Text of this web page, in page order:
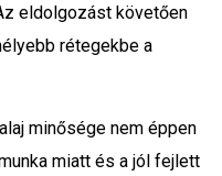
eldolgozást követően
rétegekbe a
minősége nem éppen
miatt és a jól fejlett